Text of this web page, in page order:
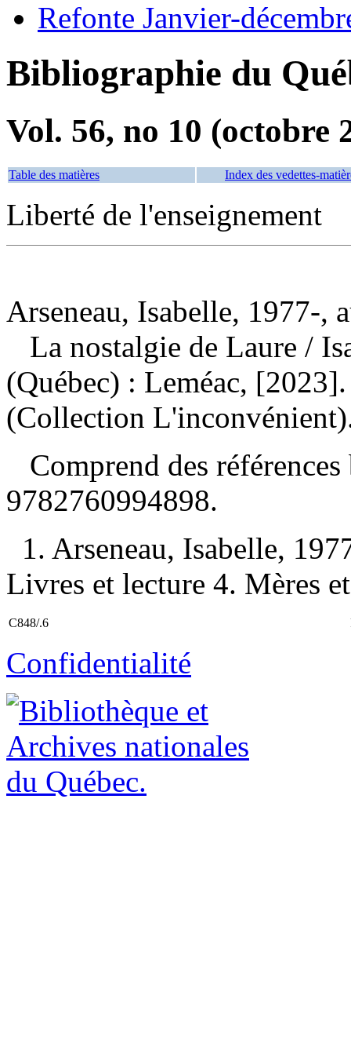
Refonte Janvier-
Bibliographie du
Vol. 56, no 10 (octobre
Table des matières Index des vedettes-
Liberté de l'enseignement
Arseneau, Isabelle, 1977-,
La nostalgie de Laure /
(Québec) : Leméac,
(Collection
Comprend des
9782760994898.
1. Arseneau, Isabelle,
Livres et lecture 4. Mères
C848/.6
Confidentialité